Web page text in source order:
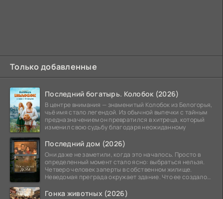
Только добавленные
Последний богатырь. Колобок (2026)
В центре внимания — знаменитый Колобок из Белогорья,
чьё имя стало легендой. Из обычной выпечки с тайным
предназначением он превратился в хитреца, который
изменил свою судьбу благодаря неожиданному
Последний дом (2026)
Они даже не заметили, когда это началось. Просто в
определенный момент стало ясно: выбраться нельзя.
Четверо человек заперты в собственном жилище.
Неведомая преграда окружает здание. Что ее создало
Гонка животных (2026)